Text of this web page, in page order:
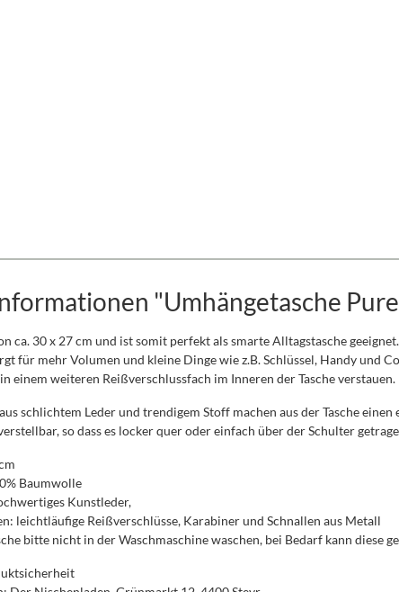
"Umhängetasche
ca. 30 x 27 cm und ist somit perfekt als smarte Alltagstasche geeignet.
für mehr Volumen und kleine Dinge wie z.B. Schlüssel, Handy und Co
einem weiteren Reißverschlussfach im Inneren der Tasche verstauen.
schlichtem Leder und trendigem Stoff machen aus der Tasche einen
so dass es locker quer oder einfach über der Schulter
Baumwolle
Kunstleder,
leichtläufige Reißverschlüsse, Karabiner und Schnallen aus Metall
bitte nicht in der Waschmaschine waschen, bei Bedarf kann diese